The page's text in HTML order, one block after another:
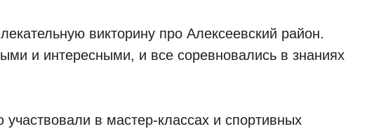
викторину про Алексеевский район.
и интересными, и все соревновались в знаниях
участвовали в мастер-классах и спортивных